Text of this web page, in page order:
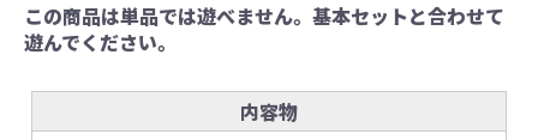
この商品は単品では遊べません。基本セットと合わせて
遊んでください。
内容物